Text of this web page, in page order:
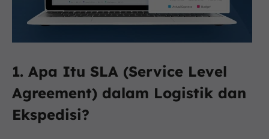
1. Apa Itu SLA (Service Level
Agreement) dalam Logistik dan
Ekspedisi?